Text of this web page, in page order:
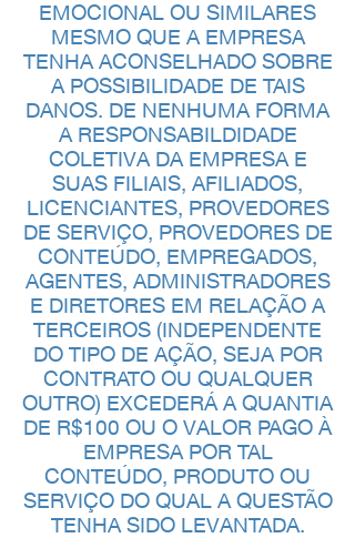
EMOCIONAL OU SIMILARES
MESMO QUE A EMPRESA
TENHA ACONSELHADO SOBRE
A POSSIBILIDADE DE TAIS
DANOS. DE NENHUMA FORMA
A RESPONSABILDIDADE
COLETIVA DA EMPRESA E
SUAS FILIAIS, AFILIADOS,
LICENCIANTES, PROVEDORES
DE SERVIÇO, PROVEDORES DE
CONTEÚDO, EMPREGADOS,
AGENTES, ADMINISTRADORES
E DIRETORES EM RELAÇÃO A
TERCEIROS (INDEPENDENTE
DO TIPO DE AÇÃO, SEJA POR
CONTRATO OU QUALQUER
OUTRO) EXCEDERÁ A QUANTIA
DE R$100 OU O VALOR PAGO À
EMPRESA POR TAL
CONTEÚDO, PRODUTO OU
SERVIÇO DO QUAL A QUESTÃO
TENHA SIDO LEVANTADA.